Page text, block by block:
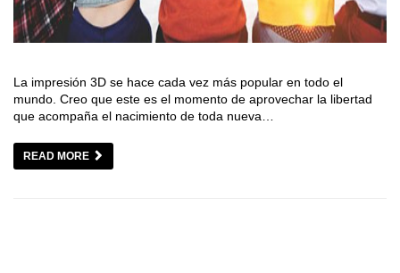
La impresión 3D se hace cada vez más popular en todo el
mundo. Creo que este es el momento de aprovechar la libertad
que acompaña el nacimiento de toda nueva…
READ MORE